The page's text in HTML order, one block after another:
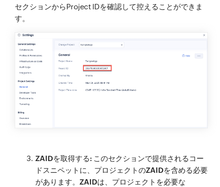
セクションからProject IDを確認して控えることができま
す。
ZAIDを取得する: このセクションで提供されるコー
ドスニペットに、プロジェクトのZAIDを含める必要
があります。 ZAIDは、プロジェクトを必要な